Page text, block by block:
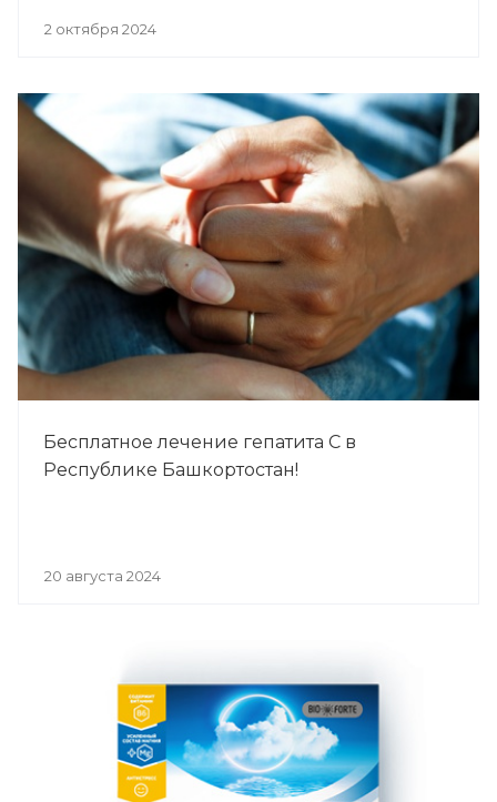
2 октября 2024
Бесплатное лечение гепатита С в
Республике Башкортостан!
20 августа 2024